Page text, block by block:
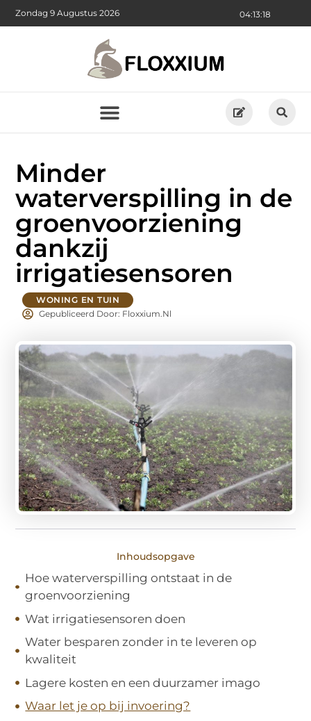
04:13:20
Zondag 9 Augustus 2026
Minder
waterverspilling in de
groenvoorziening
dankzij
irrigatiesensoren
WONING EN TUIN
Gepubliceerd Door: Floxxium.nl
Inhoudsopgave
Hoe waterverspilling ontstaat in de
groenvoorziening
Wat irrigatiesensoren doen
Water besparen zonder in te leveren op
kwaliteit
Lagere kosten en een duurzamer imago
Waar let je op bij invoering?